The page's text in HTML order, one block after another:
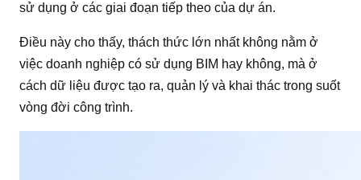
sử dụng ở các giai đoạn tiếp theo của dự án.
Điều này cho thấy, thách thức lớn nhất không nằm ở
việc doanh nghiệp có sử dụng BIM hay không, mà ở
cách dữ liệu được tạo ra, quản lý và khai thác trong suốt
vòng đời công trình.